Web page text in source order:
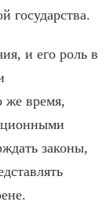
государства.
и его роль в
же время,
законы,